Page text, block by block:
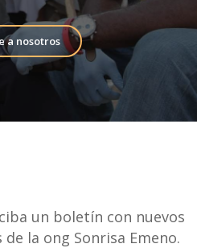
a nosotros
un boletín con nuevos
la ong Sonrisa Emeno.